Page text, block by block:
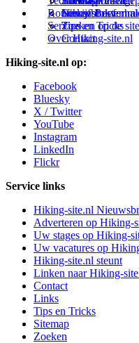
Routes en
Service
Links
Tips en Tricks
Over Hiking-site.nl
Nieuwsbrief
Zoeken op de site
Contact
Hiking-site.nl op:
Facebook
Bluesky
X / Twitter
YouTube
Instagram
LinkedIn
Flickr
Service links
Hiking-site.nl
Adverteren op Hiking-
Uw stages op Hiking-
Uw vacatures op
Hiking-site.nl steunt
Linken naar Hiking-
Contact
Links
Tips en Tricks
Sitemap
Zoeken